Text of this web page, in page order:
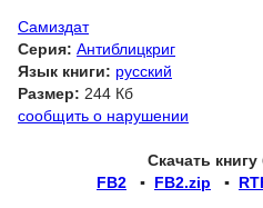
Самиздат
Серия: Антиблицкриг
Язык книги: русский
Размер: 244 Кб
сообщить о нарушении
Скачать
FB2 ▪ FB2.zip ▪